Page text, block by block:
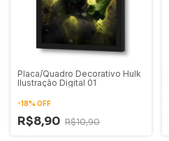
Placa/Quadro Decorativo Hulk
Ilustração Digital 01
-18% OFF
R$8,90 R$10,90